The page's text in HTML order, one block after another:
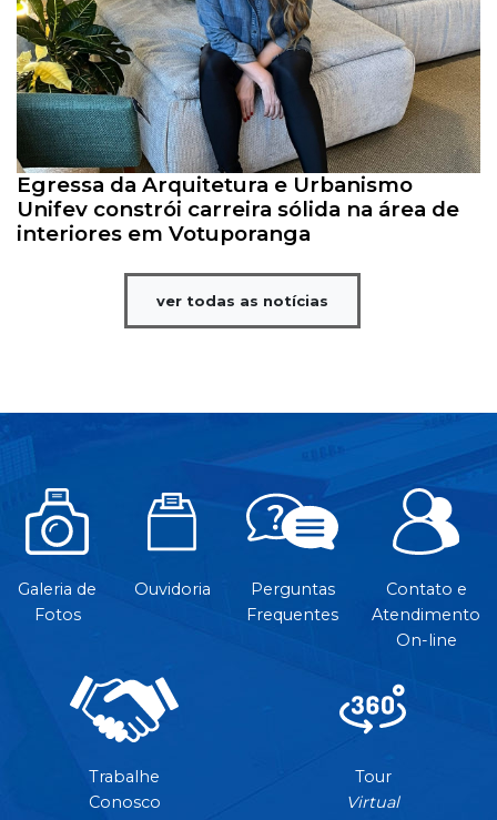
Egressa da Arquitetura e Urbanismo
Unifev constrói carreira sólida na área de
interiores em Votuporanga
ver todas as notícias
Galeria de
Fotos
Ouvidoria
Perguntas
Frequentes
Contato e
Atendimento
On-line
Trabalhe
Conosco
Tour
Virtual